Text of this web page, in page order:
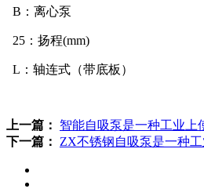
B：离心泵
25：扬程(mm)
L：轴连式（带底板）
上一篇：
智能自吸泵是一种工业上
下一篇：
ZX不锈钢自吸泵是一种